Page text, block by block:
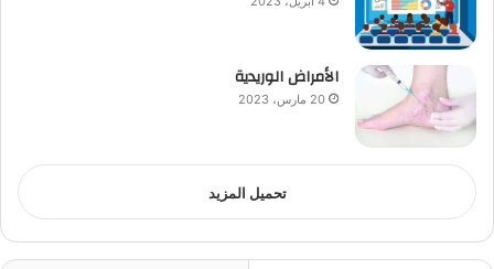
الأمراض الوريدية
20 مارس، 2023
تحميل المزيد